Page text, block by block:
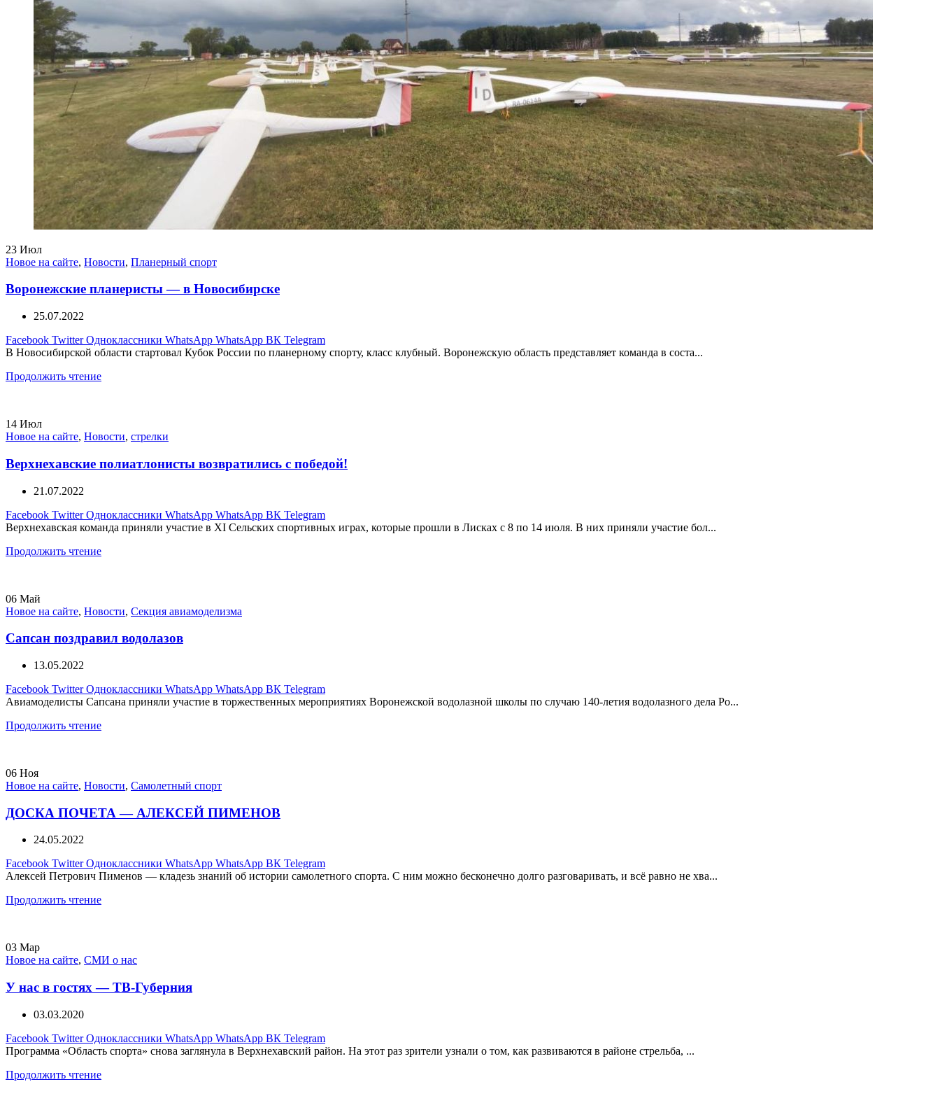
23 Июл
Новое на сайте, Новости, Планерный спорт
Воронежские планеристы — в Новосибирске
25.07.2022
Facebook Twitter Одноклассники WhatsApp WhatsApp ВК Telegram
В Новосибирской области стартовал Кубок России по планерному спорту, класс клубный. Воронежскую область представляет команда в соста...
Продолжить чтение
14 Июл
Новое на сайте, Новости, стрелки
Верхнехавские полиатлонисты возвратились с победой!
21.07.2022
Facebook Twitter Одноклассники WhatsApp WhatsApp ВК Telegram
Верхнехавская команда приняли участие в XI Сельских спортивных играх, которые прошли в Лисках с 8 по 14 июля. В них приняли участие бол...
Продолжить чтение
06 Май
Новое на сайте, Новости, Секция авиамоделизма
Сапсан поздравил водолазов
13.05.2022
Facebook Twitter Одноклассники WhatsApp WhatsApp ВК Telegram
Авиамоделисты Сапсана приняли участие в торжественных мероприятиях Воронежской водолазной школы по случаю 140-летия водолазного дела Ро...
Продолжить чтение
06 Ноя
Новое на сайте, Новости, Самолетный спорт
ДОСКА ПОЧЕТА — АЛЕКСЕЙ ПИМЕНОВ
24.05.2022
Facebook Twitter Одноклассники WhatsApp WhatsApp ВК Telegram
Алексей Петрович Пименов — кладезь знаний об истории самолетного спорта. С ним можно бесконечно долго разговаривать, и всё равно не хва...
Продолжить чтение
03 Мар
Новое на сайте, СМИ о нас
У нас в гостях — ТВ-Губерния
03.03.2020
Facebook Twitter Одноклассники WhatsApp WhatsApp ВК Telegram
Программа «Область спорта» снова заглянула в Верхнехавский район. На этот раз зрители узнали о том, как развиваются в районе стрельба, ...
Продолжить чтение